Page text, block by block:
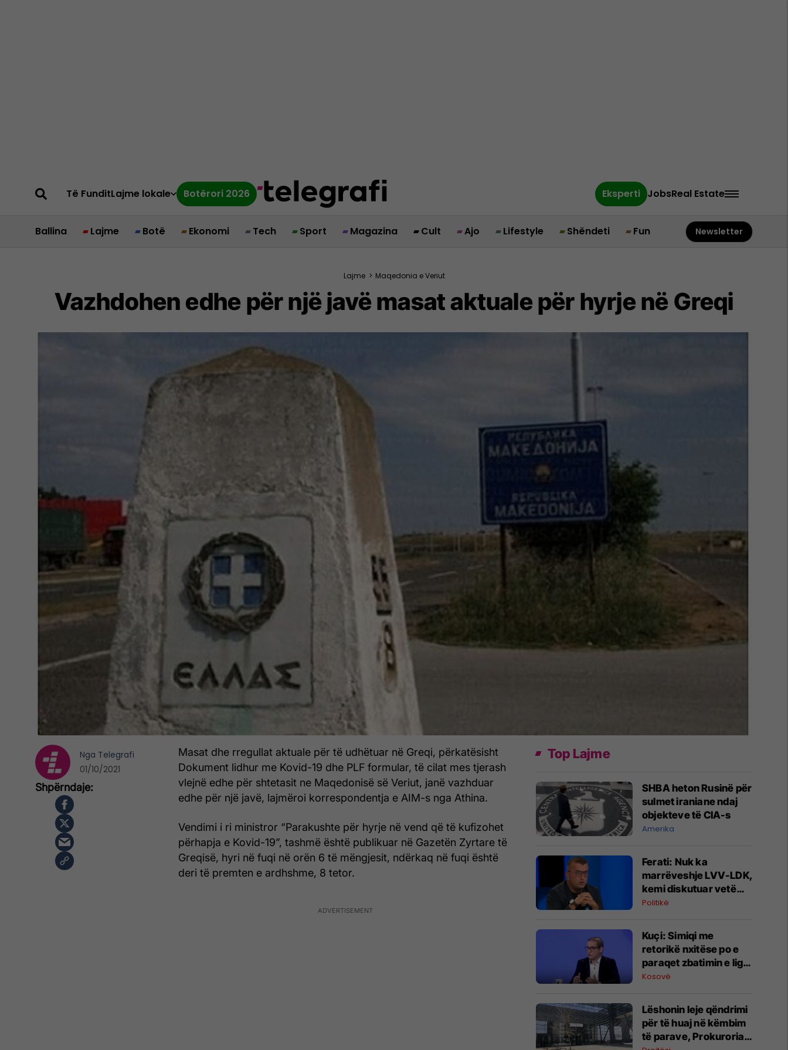
Të FunditLajme lokale Botërori 2026 Eksperti JobsReal Estate
Ballina Lajme Botë Ekonomi Tech Sport Magazina Cult Ajo Lifestyle Shëndeti Fun Newsletter
Lajme > Maqedonia e Veriut
Vazhdohen edhe për një javë masat aktuale për hyrje në Greqi
Masat dhe rregullat aktuale për të udhëtuar në Greqi, përkatësisht
Dokument lidhur me Kovid-19 dhe PLF formular, të cilat mes tjerash
vlejnë edhe për shtetasit ne Maqedonisë së Veriut, janë vazhduar
edhe për një javë, lajmëroi korrespondentja e AIM-s nga Athina.
Vendimi i ri ministror “Parakushte për hyrje në vend që të kufizohet
përhapja e Kovid-19”, tashmë është publikuar në Gazetën Zyrtare të
Greqisë, hyri në fuqi në orën 6 të mëngjesit, ndërkaq në fuqi është
deri të premten e ardhshme, 8 tetor.
Nga Telegrafi
01/10/2021
Top Lajme
SHBA heton Rusinë për
sulmet iraniane ndaj
objekteve të CIA-s
Amerika
Ferati: Nuk ka
marrëveshje LVV-LDK,
kemi diskutuar vetëm
për parime
Politikë
Kuçi: Simiqi me
retorikë nxitëse po e
paraqet zbatimin e ligjit
në veri si "spastrim
Kosovë
Lëshonin leje qëndrimi
për të huaj në këmbim
të parave, Prokuroria